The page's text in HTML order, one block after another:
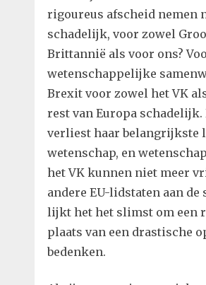
rigoureus afscheid nemen
schadelijk, voor zowel
Brittannië als voor ons?
wetenschappelijke
Brexit voor zowel het VK
rest van Europa schadelijk.
verliest haar belangrijkste
wetenschap, en
het VK kunnen niet meer
andere EU-lidstaten aan de
lijkt het het slimst om een
plaats van een drastische
bedenken.